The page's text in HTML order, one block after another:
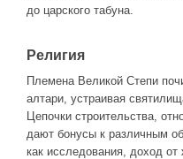
до царского табуна.
Религия
Племена Великой Степи
алтари, устраивая
Цепочки строительства,
дают бонусы к различным
как исследования, доход от